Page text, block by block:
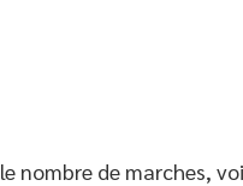
nombre de marches,